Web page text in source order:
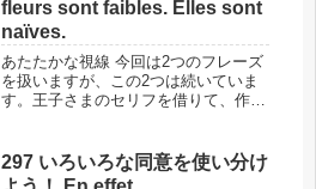
fleurs sont faibles. Elles sont
naïves.
あたたかな視線 今回は2つのフレーズ
を扱いますが、この2つは続いていま
す。王子さまのセリフを借りて、作者
この2つのフレーズによって、作者の
女性観さえもうかがえるのです。80...
297 いろいろな同意を使い分け